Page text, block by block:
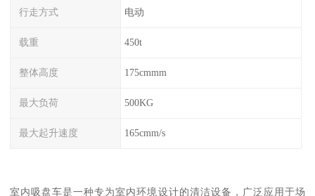
行走方式 电动
载重 450t
整体高度 175cmmm
最大负荷 500KG
最大起升速度 165cmm/s
室内吸盘车是一种专为室内环境设计的清洁设备，广泛应用于场